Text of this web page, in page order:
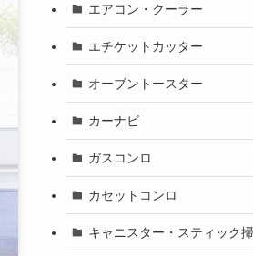
エアコン・クーラー
エチケットカッター
オーブントースター
カーナビ
ガスコンロ
カセットコンロ
キャニスター・スティック